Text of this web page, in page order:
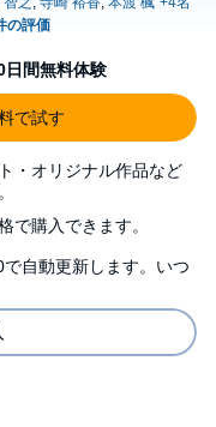
間無料体験
で試す
・オリジナル作品など
で購入できます。
自動更新します。いつ